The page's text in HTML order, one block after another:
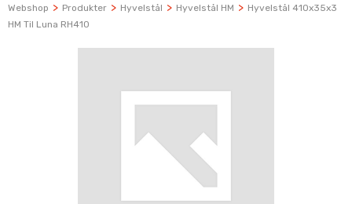
Webshop > Produkter > Hyvelstål > Hyvelstål HM > Hyvelstål 410x35x3
HM Til Luna RH410